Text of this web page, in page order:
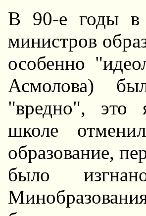
В 90-е годы в
министров
особенно
Асмолова)
"вредно", это
школе
образование,
было